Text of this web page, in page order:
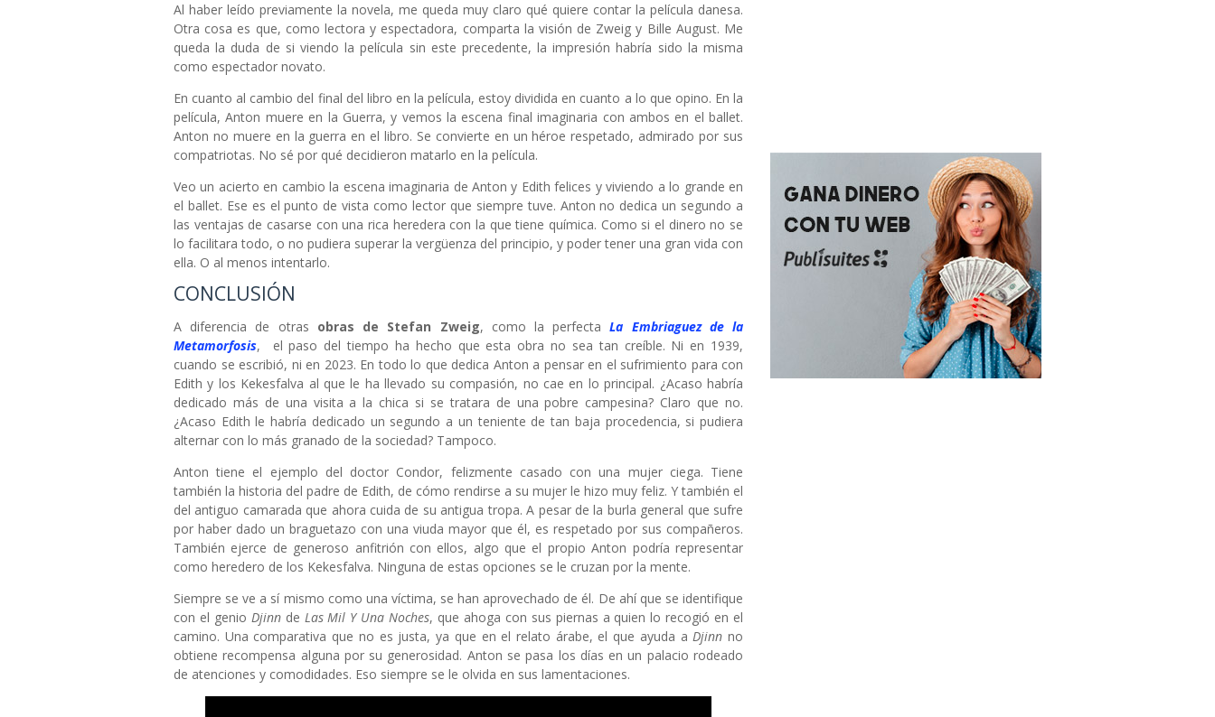
Al haber leído previamente la novela, me queda muy claro qué quiere contar la película danesa.
Otra cosa es que, como lectora y espectadora, comparta la visión de Zweig y Bille August. Me
queda la duda de si viendo la película sin este precedente, la impresión habría sido la misma
como espectador novato.
En cuanto al cambio del final del libro en la película, estoy dividida en cuanto a lo que opino. En la
película, Anton muere en la Guerra, y vemos la escena final imaginaria con ambos en el ballet.
Anton no muere en la guerra en el libro. Se convierte en un héroe respetado, admirado por sus
compatriotas. No sé por qué decidieron matarlo en la película.
Veo un acierto en cambio la escena imaginaria de Anton y Edith felices y viviendo a lo grande en
el ballet. Ese es el punto de vista como lector que siempre tuve. Anton no dedica un segundo a
las ventajas de casarse con una rica heredera con la que tiene química. Como si el dinero no se
lo facilitara todo, o no pudiera superar la vergüenza del principio, y poder tener una gran vida con
ella. O al menos intentarlo.
CONCLUSIÓN
A diferencia de otras obras de Stefan Zweig, como la perfectaLa Embriaguez de la
Metamorfosis, el paso del tiempo ha hecho que esta obra no sea tan creíble. Ni en 1939,
cuando se escribió, ni en 2023. En todo lo que dedica Anton a pensar en el sufrimiento para con
Edith y los Kekesfalva al que le ha llevado su compasión, no cae en lo principal. ¿Acaso habría
dedicado más de una visita a la chica si se tratara de una pobre campesina? Claro que no.
¿Acaso Edith le habría dedicado un segundo a un teniente de tan baja procedencia, si pudiera
alternar con lo más granado de la sociedad? Tampoco.
Anton tiene el ejemplo del doctor Condor, felizmente casado con una mujer ciega. Tiene
también la historia del padre de Edith, de cómo rendirse a su mujer le hizo muy feliz. Y también el
del antiguo camarada que ahora cuida de su antigua tropa. A pesar de la burla general que sufre
por haber dado un braguetazo con una viuda mayor que él, es respetado por sus compañeros.
También ejerce de generoso anfitrión con ellos, algo que el propio Anton podría representar
como heredero de los Kekesfalva. Ninguna de estas opciones se le cruzan por la mente.
Siempre se ve a sí mismo como una víctima, se han aprovechado de él. De ahí que se identifique
con el genio Djinn de Las Mil Y Una Noches, que ahoga con sus piernas a quien lo recogió en el
camino. Una comparativa que no es justa, ya que en el relato árabe, el que ayuda aDjinnno
obtiene recompensa alguna por su generosidad. Anton se pasa los días en un palacio rodeado
de atenciones y comodidades. Eso siempre se le olvida en sus lamentaciones.